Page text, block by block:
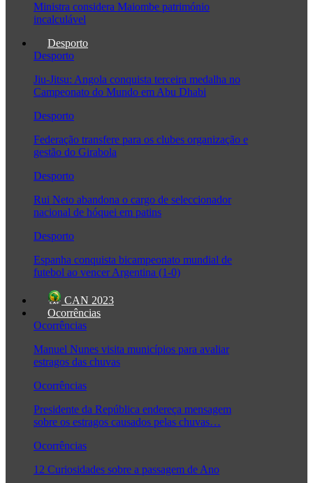
Ministra considera Maiombe património
incalculável
Desporto
Desporto
Jiu-Jitsu: Angola conquista terceira medalha no
Campeonato do Mundo em Abu Dhabi
Desporto
Federação transfere para os clubes organização e
gestão do Girabola
Desporto
Rui Neto abandona o cargo de seleccionador
nacional de hóquei em patins
Desporto
Espanha conquista bicampeonato mundial de
futebol ao vencer Argentina (1-0)
CAN 2023
Ocorrências
Ocorrências
Manuel Nunes visita municípios para avaliar
estragos das chuvas
Ocorrências
Presidente da República endereça mensagem
sobre os estragos causados pelas chuvas…
Ocorrências
12 Curiosidades sobre a passagem de Ano